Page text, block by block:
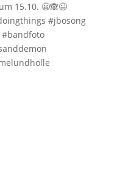
15.10. 😬🙈😉
#jbosong